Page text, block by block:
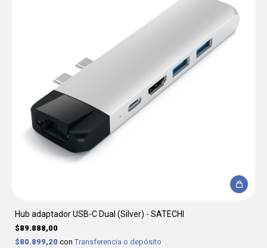
Hub adaptador USB-C Dual (Silver) - SATECHI
$89.888,00
$80.899,20 con Transferencia o depósito